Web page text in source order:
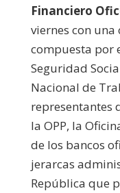
Financiero
viernes con
compuesta por
Seguridad
Nacional de
representantes
la OPP, la
de los bancos
jerarcas
República que